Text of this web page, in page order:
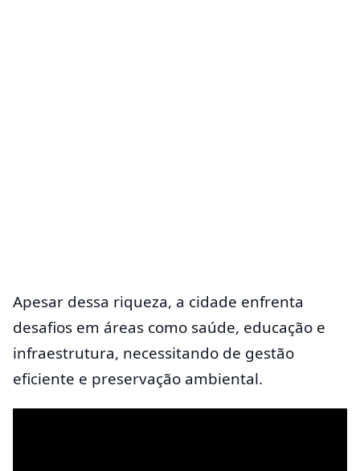
Apesar dessa riqueza, a cidade enfrenta
desafios em áreas como saúde, educação e
infraestrutura, necessitando de gestão
eficiente e preservação ambiental.